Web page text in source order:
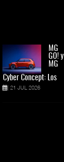
MG
GO! y
MG
Cyber Concept: Los
21 JUL 2026